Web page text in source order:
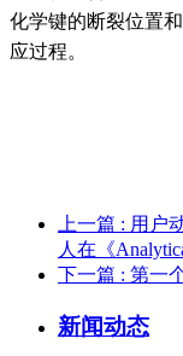
化学键的断裂位置
应过程。
上一篇 : 用户
人在《
下一篇 : 第一
新闻动态